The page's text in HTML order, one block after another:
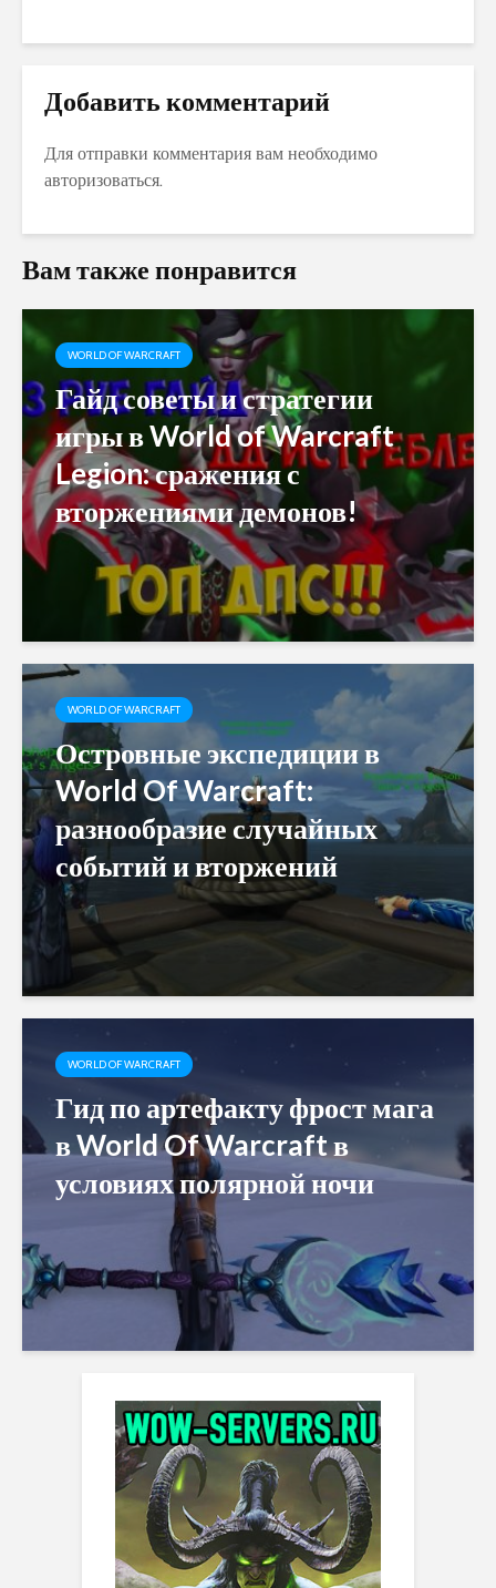
Добавить комментарий
Для отправки комментария вам необходимо
авторизоваться.
Вам также понравится
WORLD OF WARCRAFT
Гайд советы и стратегии
игры в World of Warcraft
Legion: сражения с
вторжениями демонов!
WORLD OF WARCRAFT
Островные экспедиции в
World Of Warcraft:
разнообразие случайных
событий и вторжений
WORLD OF WARCRAFT
Гид по артефакту фрост мага
в World Of Warcraft в
условиях полярной ночи